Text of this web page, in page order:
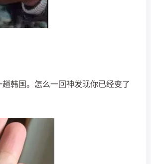
趟韩国。怎么一回神发现你已经变了